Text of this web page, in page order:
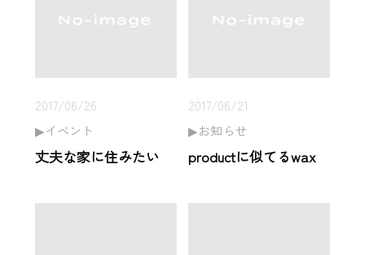
2017/06/26
イベント
丈夫な家に住みたい
2017/06/21
お知らせ
productに似てるwax